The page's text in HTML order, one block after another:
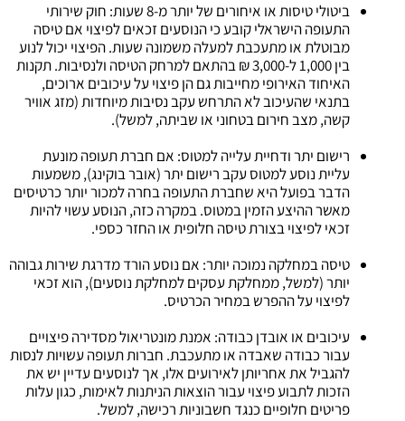
ביטולי טיסות או איחורים של יותר מ-8 שעות: חוק שירותי
התעופה הישראלי קובע כי הנוסעים זכאים לפיצוי אם טיסה
מבוטלת או מתעכבת למעלה משמונה שעות. הפיצוי יכול לנוע
בין 1,000 ל-3,000 ₪ בהתאם למרחק הטיסה ולנסיבות. תקנות
האיחוד האירופי מחייבות גם הן פיצוי על עיכובים ארוכים,
בתנאי שהעיכוב לא התרחש עקב נסיבות מיוחדות (מזג אוויר
קשה, מצב חירום בטחוני או שביתה, למשל).
רישום יתר ודחיית עלייה למטוס: אם חברת תעופה מונעת
עליית נוסע למטוס עקב רישום יתר (אובר בוקינג), משמעות
הדבר בפועל היא שחברת התעופה בחרה למכור יותר כרטיסים
מאשר ההיצע הזמין במטוס. במקרה כזה, הנוסע עשוי להיות
זכאי לפיצוי בצורת טיסה חלופית או החזר כספי.
טיסה במחלקה נמוכה יותר: אם נוסע הורד מדרגת שירות גבוהה
יותר (למשל, ממחלקת עסקים למחלקת נוסעים), הוא זכאי
לפיצוי על ההפרש במחיר הכרטיס.
עיכובים או אובדן כבודה: אמנת מונטריאול מסדירה פיצויים
עבור כבודה שאבדה או מתעכבת. חברות תעופה עשויות לנסות
להגביל את אחריותן לאירועים אלו, אך לנוסעים עדיין יש את
הזכות לתבוע פיצוי עבור הוצאות הניתנות לאימות, כגון עלות
פריטים חלופיים כנגד חשבוניות רכישה, למשל.